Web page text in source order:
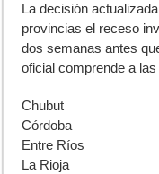
La decisión
provincias el receso
dos semanas antes
oficial comprende a
Chubut
Córdoba
Entre Ríos
La Rioja